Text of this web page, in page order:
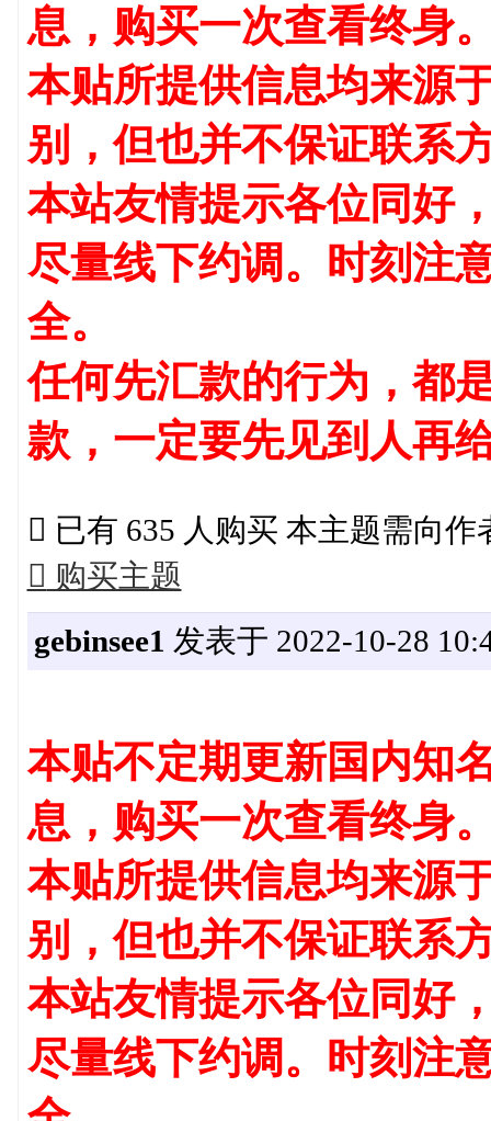
息，购买一次查看终身
本贴所提供信息均来源
别，但也并不保证联系
本站友情提示各位同好
尽量线下约调。时刻注
全。
任何先汇款的行为，都
款，一定要先见到人再
 已有 635 人购买 本主题需向
 购买主题
gebinsee1 发表于 2022-10-28
本贴不定期更新国内知
息，购买一次查看终身
本贴所提供信息均来源
别，但也并不保证联系
本站友情提示各位同好
尽量线下约调。时刻注